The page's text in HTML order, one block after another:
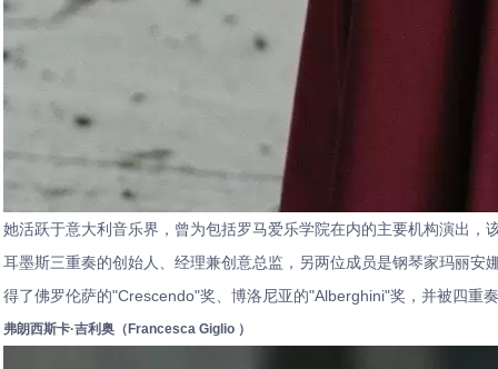
她活跃于意大利音乐界，曾为包括罗马爱乐学院在内的主要机构演出
耳墨斯三重奏的创始人、经理兼创意总监，另两位成员是钢琴家玛丽
得了佛罗伦萨的"Crescendo"奖、博洛尼亚的"Alberghini"奖，并被四重
弗朗西斯卡·吉利奥（Francesca Giglio ）